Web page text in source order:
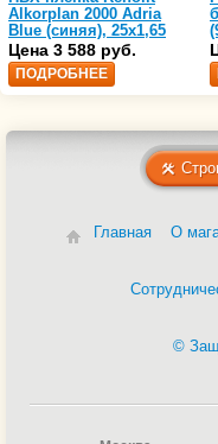
Alkorplan 2000 Adria
Blue (синяя), 25х1,65
(35216203)
Цена 3 588 руб.
ПОДРОБНЕЕ
Главная О
©